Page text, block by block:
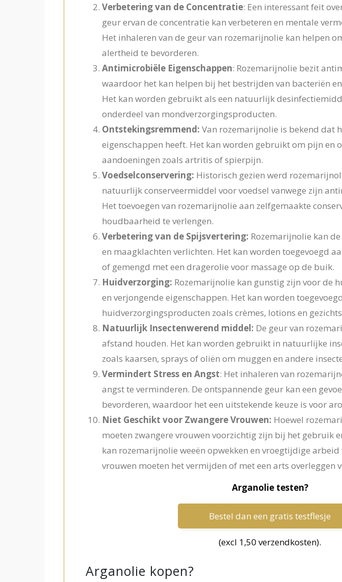
Verbetering van de Concentratie: Een interessant feit
geur ervan de concentratie kan verbeteren en mentale
Het inhaleren van de geur van rozemarijnolie kan helpen
alertheid te bevorderen.
Antimicrobiële Eigenschappen: Rozemarijnolie bezit
waardoor het kan helpen bij het bestrijden van bacteriën
Het kan worden gebruikt als een natuurlijk
onderdeel van mondverzorgingsproducten.
Ontstekingsremmend: Van rozemarijnolie is bekend dat
eigenschappen heeft. Het kan worden gebruikt om pijn en
aandoeningen zoals artritis of spierpijn.
Voedselconservering: Historisch gezien werd
natuurlijk conserveermiddel voor voedsel vanwege zijn
Het toevoegen van rozemarijnolie aan zelfgemaakte
houdbaarheid te verlengen.
Verbetering van de Spijsvertering: Rozemarijnolie kan
en maagklachten verlichten. Het kan worden toegevoegd
of gemengd met een dragerolie voor massage op de buik.
Huidverzorging: Rozemarijnolie kan gunstig zijn voor de
en verjongende eigenschappen. Het kan worden
huidverzorgingsproducten zoals crèmes, lotions en
Natuurlijk Insectenwerend middel: De geur van
afstand houden. Het kan worden gebruikt in natuurlijke
zoals kaarsen, sprays of oliën om muggen en andere
Vermindert Stress en Angst: Het inhaleren van
angst te verminderen. De ontspannende geur kan een
bevorderen, waardoor het een uitstekende keuze is voor
Niet Geschikt voor Zwangere Vrouwen: Hoewel
moeten zwangere vrouwen voorzichtig zijn bij het gebruik
kan rozemarijnolie weeën opwekken en vroegtijdige arbeid
vrouwen moeten het vermijden of met een arts overleggen
Arganolie testen?
Bestel dan een gratis testflesje
(excl 1,50 verzendkosten).
Arganolie kopen?